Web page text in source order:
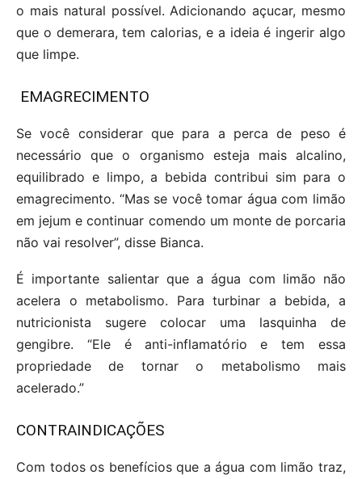
o mais natural possível. Adicionando açucar, mesmo
que o demerara, tem calorias, e a ideia é ingerir algo
que limpe.
EMAGRECIMENTO
Se você considerar que para a perca de peso é
necessário que o organismo esteja mais alcalino,
equilibrado e limpo, a bebida contribui sim para o
emagrecimento. “Mas se você tomar água com limão
em jejum e continuar comendo um monte de porcaria
não vai resolver”, disse Bianca.
É importante salientar que a água com limão não
acelera o metabolismo. Para turbinar a bebida, a
nutricionista sugere colocar uma lasquinha de
gengibre. “Ele é anti-inflamatório e tem essa
propriedade de tornar o metabolismo mais
acelerado.”
CONTRAINDICAÇÕES
Com todos os benefícios que a água com limão traz,